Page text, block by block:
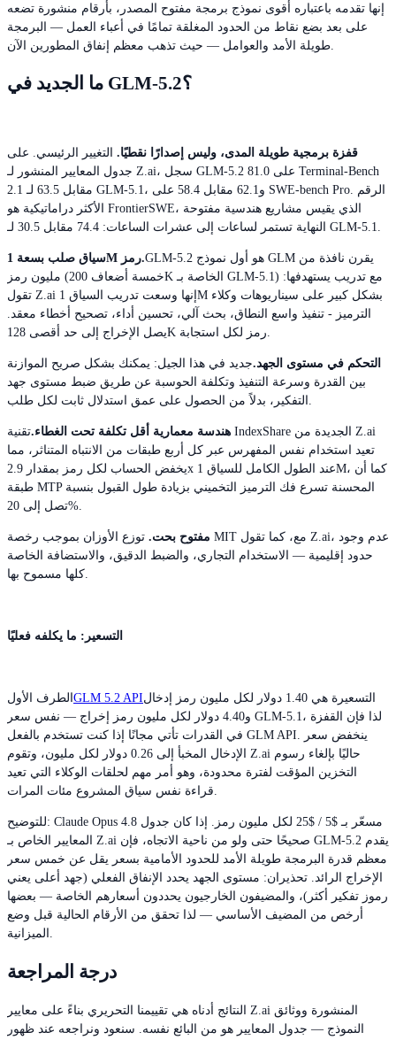
إنها تقدمه باعتباره أقوى نموذج برمجة مفتوح المصدر، بأرقام منشورة تضعه
على بعد بضع نقاط من الحدود المغلقة تمامًا في أعباء العمل — البرمجة
ما الجديد في GLM-5.2؟
قفزة برمجية طويلة المدى، وليس إصدارًا نقطيًا. التغيير الرئيسي. على
جدول المعايير المنشور لـ Z.ai، سجل GLM-5.2 81.0 على Terminal-Bench
2.1 مقابل 63.5 لـ GLM-5.1، و62.1 مقابل 58.4 على SWE-bench Pro. الرقم
الأكثر دراماتيكية هو FrontierSWE، الذي يقيس مشاريع هندسية مفتوحة
النهاية تستمر لساعات إلى عشرات الساعات: 74.4 مقابل 30.5 لـ GLM-5.1.
سياق صلب بسعة 1M رمز.GLM-5.2 هو أول نموذج GLM يقرن نافذة من
مليون رمز (خمسة أضعاف 200K الخاصة بـ GLM-5.1) مع تدريب يستهدفها:
تقول Z.ai إنها وسعت تدريب السياق 1M بشكل كبير على سيناريوهات وكلاء
الترميز - تنفيذ واسع النطاق، بحث آلي، تحسين أداء، تصحيح أخطاء معقد.
يصل الإخراج إلى حد أقصى 128K رمز لكل استجابة.
التحكم في مستوى الجهد.جديد في هذا الجيل: يمكنك بشكل صريح الموازنة
بين القدرة وسرعة التنفيذ وتكلفة الحوسبة عن طريق ضبط مستوى جهد
التفكير، بدلاً من الحصول على عمق استدلال ثابت لكل طلب.
هندسة معمارية أقل تكلفة تحت الغطاء.تقنية IndexShare الجديدة من Z.ai
تعيد استخدام نفس المفهرس عبر كل أربع طبقات من الانتباه المتناثر، مما
يخفض الحساب لكل رمز بمقدار 2.9x عند الطول الكامل للسياق 1M، كما أن
طبقة MTP المحسنة تسرع فك الترميز التخميني بزيادة طول القبول بنسبة
تصل إلى 20%.
مفتوح بحت. توزع الأوزان بموجب رخصة MIT مع، كما تقول Z.ai، عدم وجود
حدود إقليمية — الاستخدام التجاري، والضبط الدقيق، والاستضافة الخاصة
كلها مسموح بها.
التسعير: ما يكلفه فعليًا
الطرف الأول GLM 5.2 APIالتسعيرة هي 1.40 دولار لكل مليون رمز إدخال
و4.40 دولار لكل مليون رمز إخراج — نفس سعر GLM-5.1، لذا فإن القفزة
في القدرات تأتي مجانًا إذا كنت تستخدم بالفعل GLM API. ينخفض سعر
الإدخال المخبأ إلى 0.26 دولار لكل مليون، وتقوم Z.ai حاليًا بإلغاء رسوم
التخزين المؤقت لفترة محدودة، وهو أمر مهم لحلقات الوكلاء التي تعيد
قراءة نفس سياق المشروع مئات المرات.
للتوضيح: Claude Opus 4.8 مسعّر بـ $5 / $25 لكل مليون رمز. إذا كان جدول
المعايير الخاص بـ Z.ai صحيحًا حتى ولو من ناحية الاتجاه، فإن GLM-5.2 يقدم
معظم قدرة البرمجة طويلة الأمد للحدود الأمامية بسعر يقل عن خمس سعر
الإخراج الرائد. تحذيران: مستوى الجهد يحدد الإنفاق الفعلي (جهد أعلى يعني
رموز تفكير أكثر)، والمضيفون الخارجيون يحددون أسعارهم الخاصة — بعضها
أرخص من المضيف الأساسي — لذا تحقق من الأرقام الحالية قبل وضع
الميزانية.
درجة المراجعة
النتائج أدناه هي تقييمنا التحريري بناءً على معايير Z.ai المنشورة ووثائق
النموذج — جدول المعايير هو من البائع نفسه. سنعود ونراجعه عند ظهور